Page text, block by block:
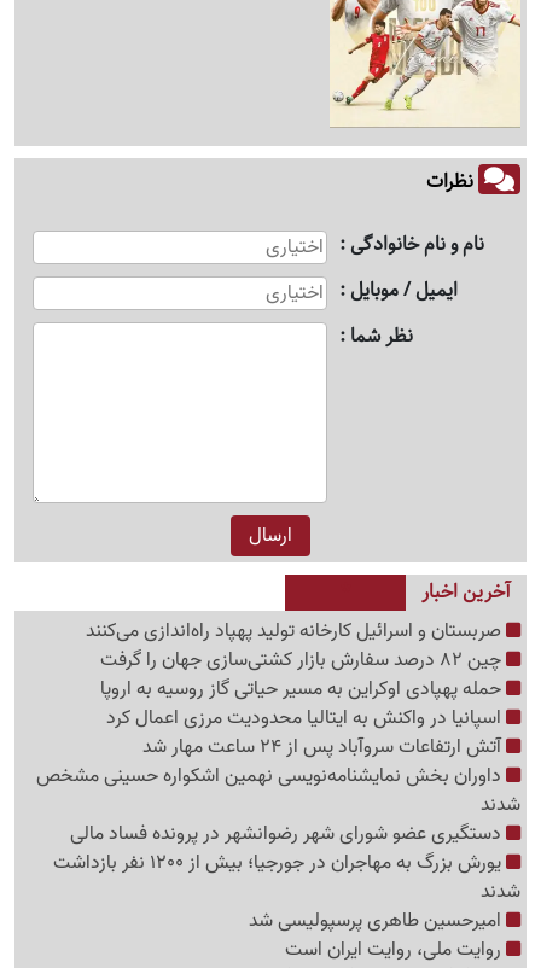
نظرات
نام و نام خانوادگی
ایمیل / موبایل
نظر شما
آخرین اخبار
صربستان و اسرائیل کارخانه تولید پهپاد راه‌اندازی می‌کنند
چین 82 درصد سفارش بازار کشتی‌سازی جهان را گرفت
حمله پهپادی اوکراین به مسیر حیاتی گاز روسیه به اروپا
اسپانیا در واکنش به ایتالیا محدودیت مرزی اعمال کرد
آتش ارتفاعات سروآباد پس از 24 ساعت مهار شد
داوران بخش نمایشنامه‌نویسی نهمین اشکواره حسینی مشخص
شدند
دستگیری عضو شورای شهر رضوانشهر در پرونده فساد مالی
یورش بزرگ به مهاجران در جورجیا؛ بیش از 1200 نفر بازداشت
شدند
امیرحسین طاهری پرسپولیسی شد
روایت ملی، روایت ایران است